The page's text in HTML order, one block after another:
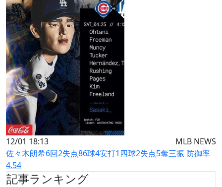
12/01 18:13
MLB NEWS
佐々木朗希6回2失点86球4安打1四球2失点5奪三振 防御率
4.54
記事ランキング